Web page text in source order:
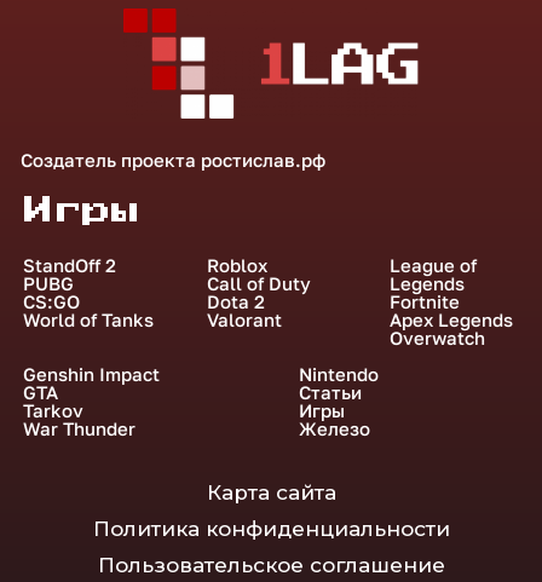
Создатель проекта ростислав.рф
Игры
StandOff 2
PUBG
CS:GO
World of Tanks
Roblox
Call of Duty
Dota 2
Valorant
League of
Legends
Fortnite
Apex Legends
Overwatch
Genshin Impact
GTA
Tarkov
War Thunder
Nintendo
Статьи
Игры
Железо
Карта сайта
Политика конфиденциальности
Пользовательское соглашение